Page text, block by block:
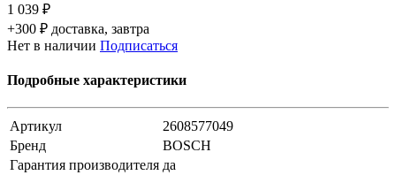
1 039 ₽
+300 ₽ доставка, завтра
Нет в наличии Подписаться
Подробные характеристики
Артикул
2608577049
Бренд
BOSCH
Гарантия производителя да